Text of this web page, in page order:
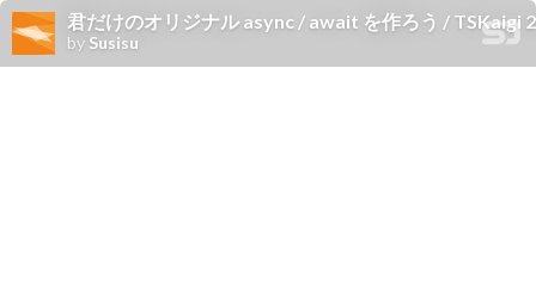
君だけのオリジナル async / await を作ろう / TSKaigi
by Susisu